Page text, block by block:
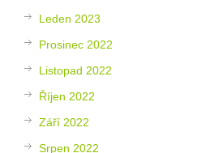
Leden 2023
Prosinec 2022
Listopad 2022
Říjen 2022
Září 2022
Srpen 2022